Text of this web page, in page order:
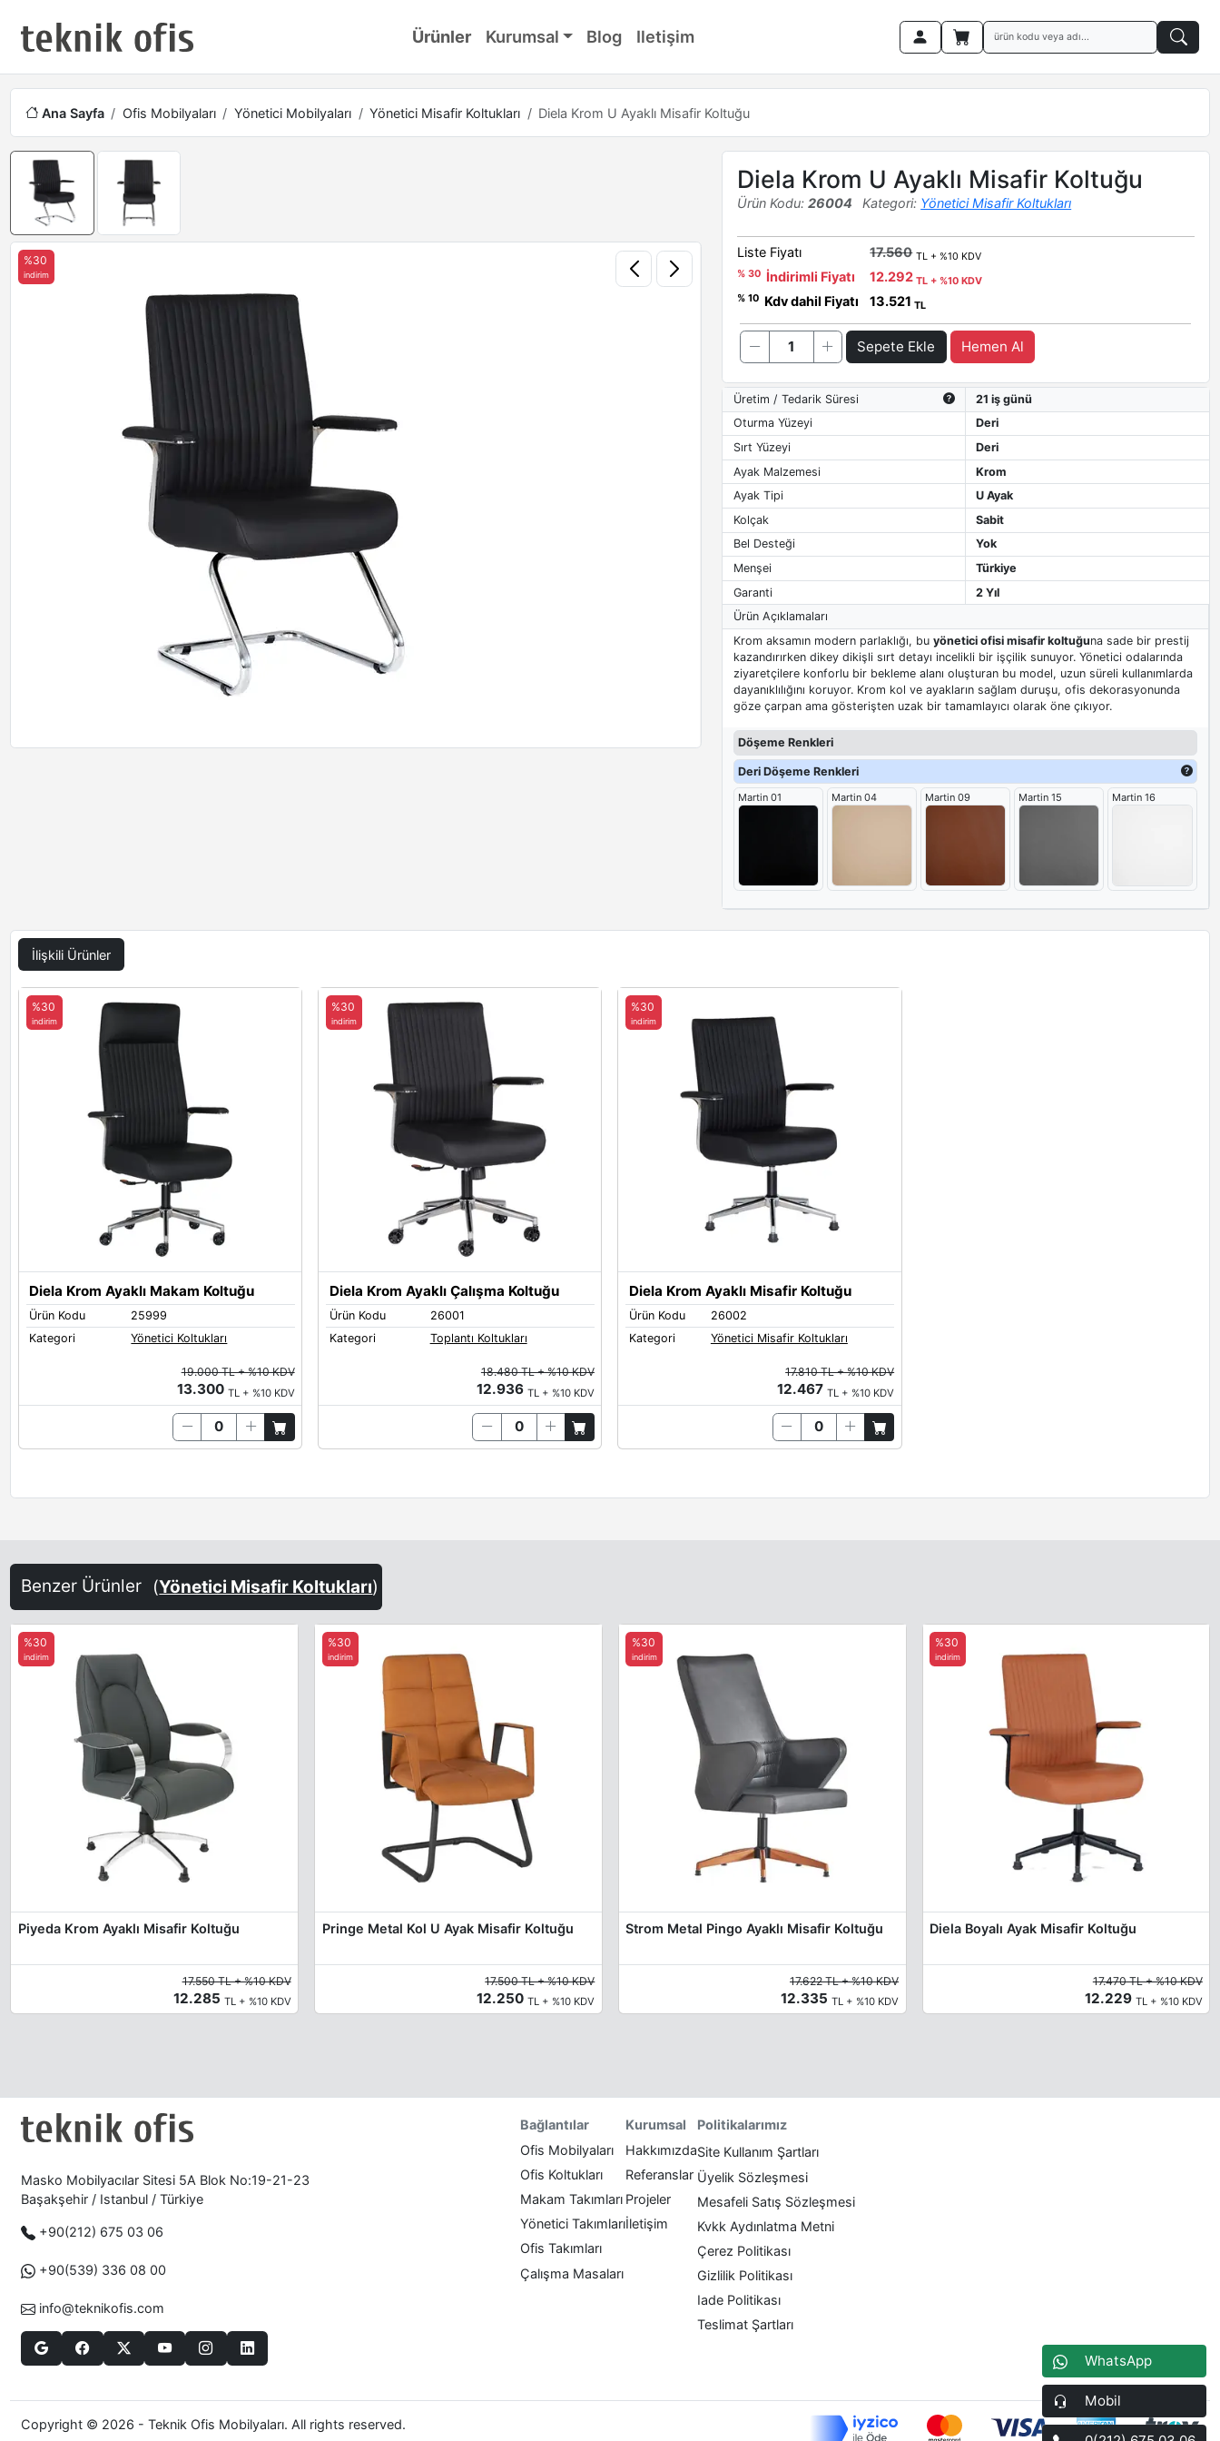
Ürünler Kurumsal Blog Iletişim
Ana Sayfa Ofis Mobilyaları Yönetici Mobilyaları Yönetici Misafir Koltukları Diela Krom U Ayaklı Misafir Koltuğu
%30
indirim
Diela Krom U Ayaklı Misafir Koltuğu
Ürün Kodu: 26004 Kategori: Yönetici Misafir Koltukları
Liste Fiyatı 17.560 TL + %10 KDV
% 30 İndirimli Fiyatı 12.292TL + %10 KDV
% 10 Kdv dahil Fiyatı 13.521TL
Sepete Ekle Hemen Al
Üretim / Tedarik Süresi
21 iş günü
Oturma Yüzeyi
Deri
Sırt Yüzeyi
Deri
Ayak Malzemesi
Krom
Ayak Tipi
U Ayak
Kolçak
Sabit
Bel Desteği
Yok
Menşei
Türkiye
Garanti
2 Yıl
Ürün Açıklamaları
Krom aksamın modern parlaklığı, bu yönetici ofisi misafir koltuğuna sade bir prestij
kazandırırken dikey dikişli sırt detayı incelikli bir işçilik sunuyor. Yönetici odalarında
ziyaretçilere konforlu bir bekleme alanı oluşturan bu model, uzun süreli kullanımlarda
dayanıklılığını koruyor. Krom kol ve ayakların sağlam duruşu, ofis dekorasyonunda
göze çarpan ama gösterişten uzak bir tamamlayıcı olarak öne çıkıyor.
Döşeme Renkleri
Deri Döşeme Renkleri
Martin 01 Martin 04 Martin 09 Martin 15 Martin 16
İlişkili Ürünler
Diela Krom Ayaklı Makam Koltuğu
Ürün Kodu
25999
Kategori
Yönetici Koltukları
%30
indirim
19.000 TL + %10 KDV
13.300 TL + %10 KDV
Diela Krom Ayaklı Çalışma Koltuğu
Ürün Kodu
26001
Kategori
Toplantı Koltukları
%30
indirim
18.480 TL + %10 KDV
12.936 TL + %10 KDV
Diela Krom Ayaklı Misafir Koltuğu
Ürün Kodu
26002
Kategori
Yönetici Misafir Koltukları
%30
indirim
17.810 TL + %10 KDV
12.467TL + %10 KDV
Benzer Ürünler (Yönetici Misafir Koltukları)
Piyeda Krom Ayaklı Misafir Koltuğu
%30
indirim
17.550 TL + %10 KDV
12.285 TL + %10 KDV
Pringe Metal Kol U Ayak Misafir Koltuğu
%30
indirim
17.500 TL + %10 KDV
12.250TL + %10 KDV
Strom Metal Pingo Ayaklı Misafir Koltuğu
%30
indirim
17.622 TL + %10 KDV
12.335TL + %10 KDV
Diela Boyalı Ayak Misafir Koltuğu
%30
indirim
17.470 TL + %10 KDV
12.229 TL + %10 KDV
WhatsApp
Mobil
Masko Mobilyacılar Sitesi 5A Blok No:19-21-23
Başakşehir / Istanbul / Türkiye
+90(212) 675 03 06
+90(539) 336 08 00
info@teknikofis.com
Bağlantılar
Ofis Mobilyaları
Ofis Koltukları
Makam Takımları
Yönetici Takımları
Ofis Takımları
Çalışma Masaları
Kurumsal
Hakkımızda
Referanslar
Projeler
İletişim
Politikalarımız
Site Kullanım Şartları
Üyelik Sözleşmesi
Mesafeli Satış Sözleşmesi
Kvkk Aydınlatma Metni
Çerez Politikası
Gizlilik Politikası
Iade Politikası
Teslimat Şartları
Copyright © 2026 - Teknik Ofis Mobilyaları. All rights reserved.